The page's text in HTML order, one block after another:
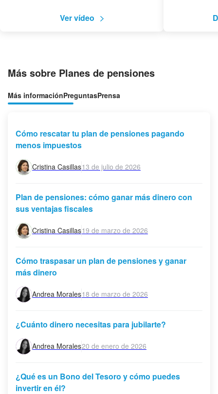
Ver vídeo
Más sobre Planes de pensiones
Más informaciónPreguntasPrensa
Cómo rescatar tu plan de pensiones pagando
menos impuestos
Cristina Casillas13 de julio de 2026
Plan de pensiones: cómo ganar más dinero con
sus ventajas fiscales
Cristina Casillas19 de marzo de 2026
Cómo traspasar un plan de pensiones y ganar
más dinero
Andrea Morales18 de marzo de 2026
¿Cuánto dinero necesitas para jubilarte?
Andrea Morales20 de enero de 2026
¿Qué es un Bono del Tesoro y cómo puedes
invertir en él?